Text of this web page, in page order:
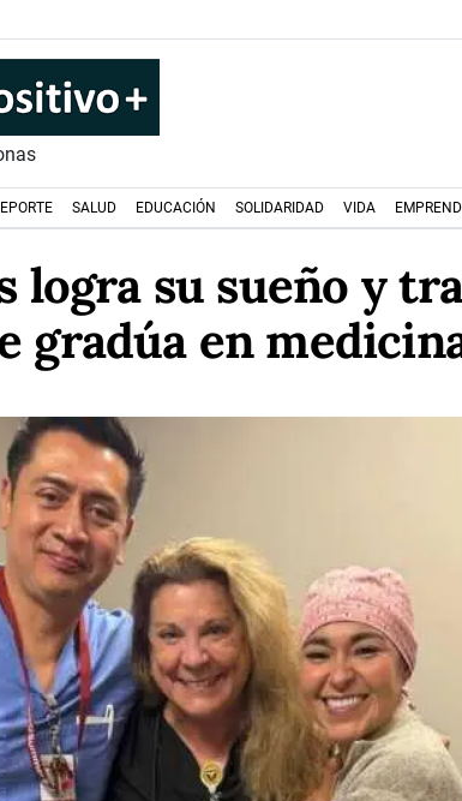
SALUD EDUCACIÓN SOLIDARIDAD VIDA
logra su sueño y
gradúa en